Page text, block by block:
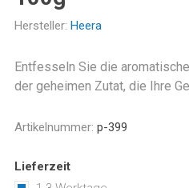
Hersteller: Heera
Entfesseln Sie die
der geheimen Zutat, die Ihre
Artikelnummer: p-399
Lieferzeit